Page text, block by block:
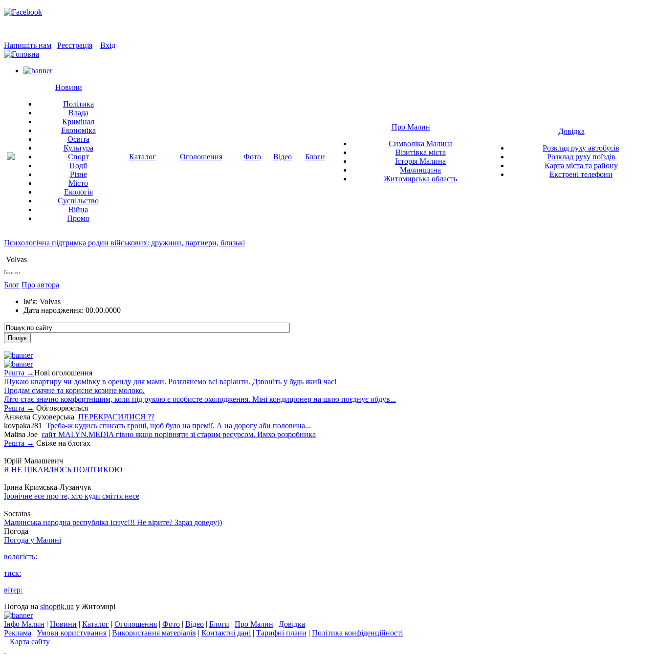
Напишіть нам Реєстрація Вхід
Новини
Політика
Влада
Кримінал
Економіка
Освіта
Культура
Спорт
Події
Різне
Місто
Екологія
Суспільство
Війна
Промо
Каталог Оголошення Фото Відео Блоги
Про Малин
Символіка Малина
Візитівка міста
Історія Малина
Малинщина
Житомирська область
Довідка
Розклад руху автобусів
Розклад руху поїздів
Карта міста та району
Екстрені телефони
Психологічна підтримка родин військових: дружини, партнери, близькі
Volvas
Блогер
Блог Про автора
Ім'я: Volvas
Дата народження: 00.00.0000
Решта →Нові оголошення
Шукаю квартиру чи домівку в оренду для мами. Розглянемо всі варіанти. Дзвоніть у будь який час!
Продам смачне та корисне козине молоко.
Літо стає значно комфортнішим, коли під рукою є особисте охолодження. Міні кондиціонер на шию поєднує обдув...
Решта → Обговорюється
Анжела Суховерська ПЕРЕКРАСИЛИСЯ ??
kovpaka281
Треба-ж кудись списать гроші, щоб було на премії. А на дорогу аби половина...
Malina Joe сайт MALYN.MEDIA гiвно якщо порiвняти зi старим ресурсом. Имхо розробника
Решта → Свіже на блогах
Юрій Малашевич
Я НЕ ЦІКАВЛЮСЬ ПОЛІТИКОЮ
Ірина Кримська-Лузанчук
Іронічне есе про те, хто куди сміття несе
Socratos
Малинська народна республіка існує!!! Не вірите? Зараз доведу))
Погода
Погода у Малині
вологість:
тиск:
вітер:
Погода на sinoptik.ua у Житомирі
Інфо Малин | Новини | Каталог | Оголошення | Фото | Відео | Блоги | Про Малин | Довідка
Реклама | Умови користування | Використання матеріалів | Контактні дані | Тарифні плани | Політика конфіденційності
Карта сайту